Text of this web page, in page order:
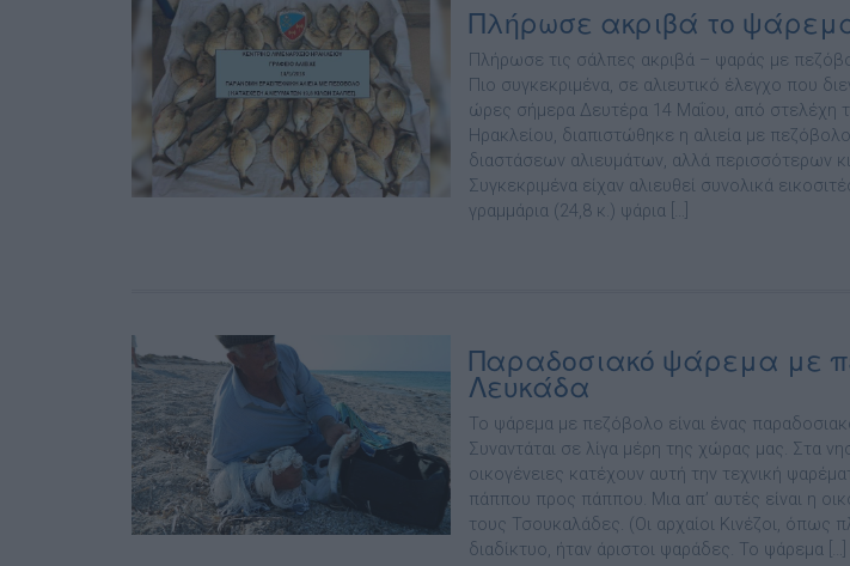
Πλήρωσε ακριβά το
Πλήρωσε τις σάλπες ακριβά – ψαράς με
Πιο συγκεκριμένα, σε αλιευτικό έλεγχο που
ώρες σήμερα Δευτέρα 14 Μαΐου, από στελέχη
Ηρακλείου, διαπιστώθηκε η αλιεία με
διαστάσεων αλιευμάτων, αλλά περισσότερων
Συγκεκριμένα είχαν αλιευθεί συνολικά
γραμμάρια (24,8 κ.) ψάρια […]
Παραδοσιακό ψάρεμα με
Λευκάδα
Το ψάρεμα με πεζόβολο είναι ένας
Συναντάται σε λίγα μέρη της χώρας μας. Στα
οικογένειες κατέχουν αυτή την τεχνική
πάππου προς πάππου. Μια απ’ αυτές είναι η
τους Τσουκαλάδες. (Οι αρχαίοι Κινέζοι, όπως
διαδίκτυο, ήταν άριστοι ψαράδες. Το ψάρεμα […]